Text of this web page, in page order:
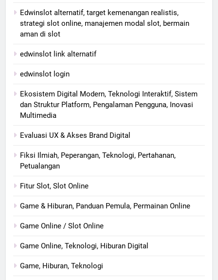
Edwinslot alternatif, target kemenangan realistis,
strategi slot online, manajemen modal slot, bermain
aman di slot
edwinslot link alternatif
edwinslot login
Ekosistem Digital Modern, Teknologi Interaktif, Sistem
dan Struktur Platform, Pengalaman Pengguna, Inovasi
Multimedia
Evaluasi UX & Akses Brand Digital
Fiksi Ilmiah, Peperangan, Teknologi, Pertahanan,
Petualangan
Fitur Slot, Slot Online
Game & Hiburan, Panduan Pemula, Permainan Online
Game Online / Slot Online
Game Online, Teknologi, Hiburan Digital
Game, Hiburan, Teknologi